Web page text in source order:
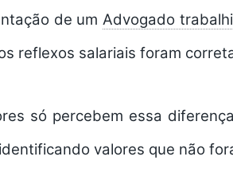
de um Advogado
reflexos salariais foram
só percebem essa
valores que não